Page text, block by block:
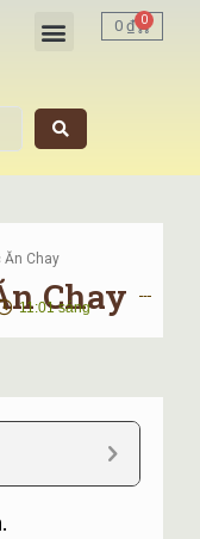
Menu0₫ 0
Cart
Ăn Chay
Chay
11:01 sáng